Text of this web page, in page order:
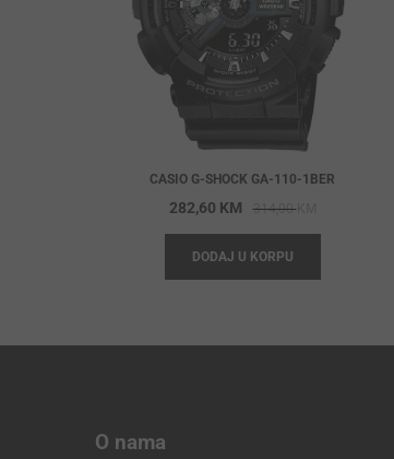
CASIO G-SHOCK GA-110-1BER
314,00KM
price
314,00 KM.
282,60 KM
price
282,60 KM.
DODAJ U KORPU
O nama